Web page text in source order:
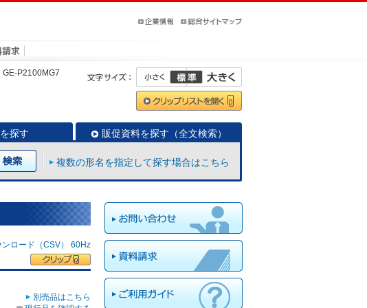
GE-P2100MG7
探す 販促資料を探す（全文検索）
複数の形名を指定して探す場合はこちら
ンロード（CSV） 60Hz
別売品はこちら